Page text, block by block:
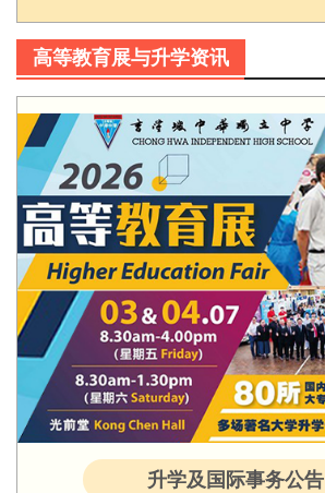
高等教育展与升学资讯
升学及国际事务公告